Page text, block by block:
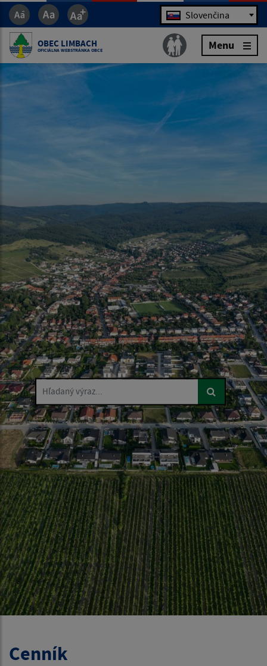
Jazyk Slovenčina
OBEC LIMBACH
OFICIÁLNA WEBSTRÁNKA OBCE Menu
Hľadaný výraz...
Cenník